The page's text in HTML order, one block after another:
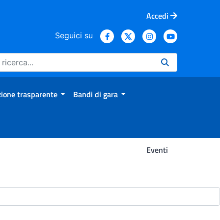
Accedi
Seguici su
trasparente Bandi di gara
Eventi